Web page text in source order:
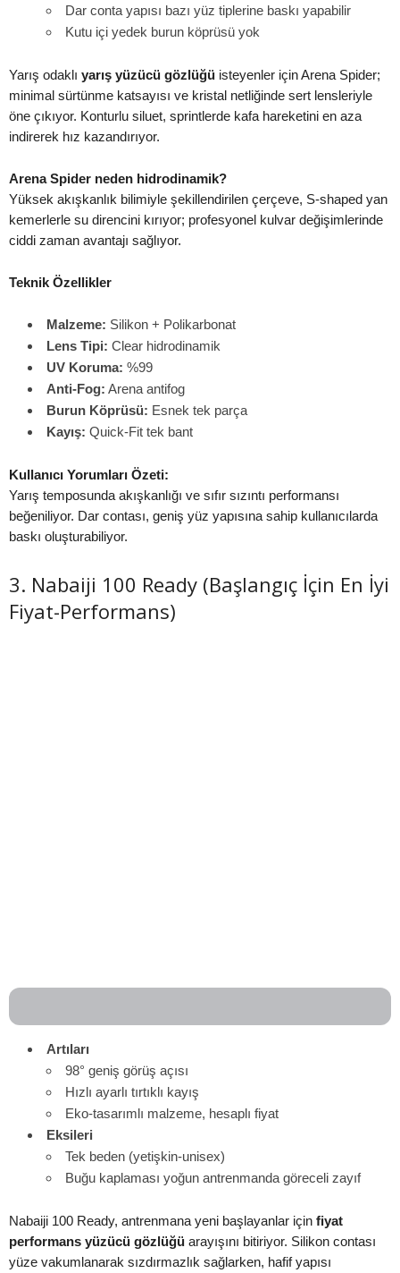
Dar conta yapısı bazı yüz tiplerine baskı yapabilir
Kutu içi yedek burun köprüsü yok
Yarış odaklı yarış yüzücü gözlüğü isteyenler için Arena Spider;
minimal sürtünme katsayısı ve kristal netliğinde sert lensleriyle
öne çıkıyor. Konturlu siluet, sprintlerde kafa hareketini en aza
indirerek hız kazandırıyor.
Arena Spider neden hidrodinamik?
Yüksek akışkanlık bilimiyle şekillendirilen çerçeve, S-shaped yan
kemerlerle su direncini kırıyor; profesyonel kulvar değişimlerinde
ciddi zaman avantajı sağlıyor.
Teknik Özellikler
Malzeme: Silikon + Polikarbonat
Lens Tipi: Clear hidrodinamik
UV Koruma: %99
Anti-Fog: Arena antifog
Burun Köprüsü: Esnek tek parça
Kayış: Quick-Fit tek bant
Kullanıcı Yorumları Özeti:
Yarış temposunda akışkanlığı ve sıfır sızıntı performansı
beğeniliyor. Dar contası, geniş yüz yapısına sahip kullanıcılarda
baskı oluşturabiliyor.
3. Nabaiji 100 Ready (Başlangıç İçin En İyi
Fiyat-Performans)
Artıları
98° geniş görüş açısı
Hızlı ayarlı tırtıklı kayış
Eko-tasarımlı malzeme, hesaplı fiyat
Eksileri
Tek beden (yetişkin-unisex)
Buğu kaplaması yoğun antrenmanda göreceli zayıf
Nabaiji 100 Ready, antrenmana yeni başlayanlar için fiyat
performans yüzücü gözlüğü arayışını bitiriyor. Silikon contası
yüze vakumlanarak sızdırmazlık sağlarken, hafif yapısı